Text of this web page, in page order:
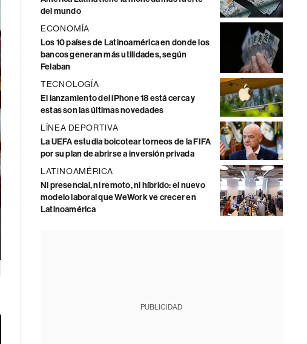
del mundo
ECONOMÍA
Los 10 países de Latinoamérica en donde los
bancos generan más utilidades, según
Felaban
TECNOLOGÍA
El lanzamiento del iPhone 18 está cerca y
estas son las últimas novedades
LÍNEA DEPORTIVA
La UEFA estudia boicotear torneos de la FIFA
por su plan de abrirse a inversión privada
LATINOAMÉRICA
Ni presencial, ni remoto, ni híbrido: el nuevo
modelo laboral que WeWork ve crecer en
Latinoamérica
PUBLICIDAD